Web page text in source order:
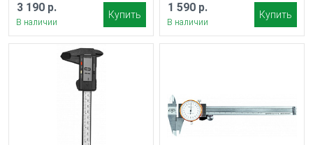
3 190 р.
В наличии
Купить
1 590 р.
В наличии
Купить